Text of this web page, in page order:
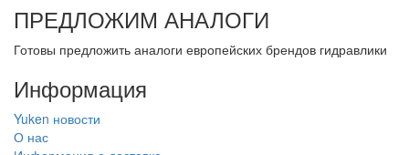
ПРЕДЛОЖИМ АНАЛОГИ
Готовы предложить аналоги европейских брендов гидравлики
Информация
Yuken новости
О нас